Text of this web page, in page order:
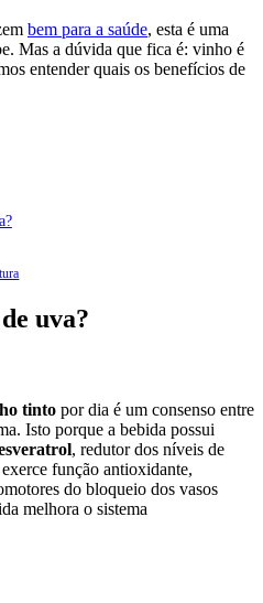
bem para a saúde, esta é uma
Mas a dúvida que fica é: vinho é
entender quais os benefícios de
uva?
tinto por dia é um consenso entre
Isto porque a bebida possui
, redutor dos níveis de
função antioxidante,
do bloqueio dos vasos
melhora o sistema